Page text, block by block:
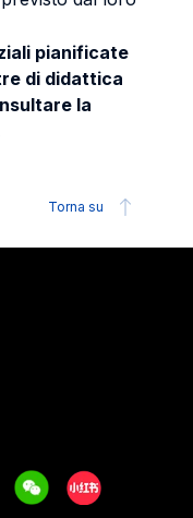
pianificate
di didattica
la
Torna su
WeechatXiaohongshu/